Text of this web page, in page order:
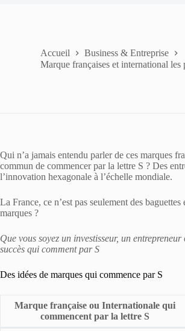
Accueil
Business & Entreprise
Marque françaises et international
Qui n’a jamais entendu parler de ces marques
commun de commencer par la lettre S ? Des
l’innovation hexagonale à l’échelle mondiale.
La France, ce n’est pas seulement des
marques ?
Que vous soyez un investisseur, un
succès qui comment par S
Des idées de marques qui commence par S
Marque française ou Internationale qui
commencent par la lettre S